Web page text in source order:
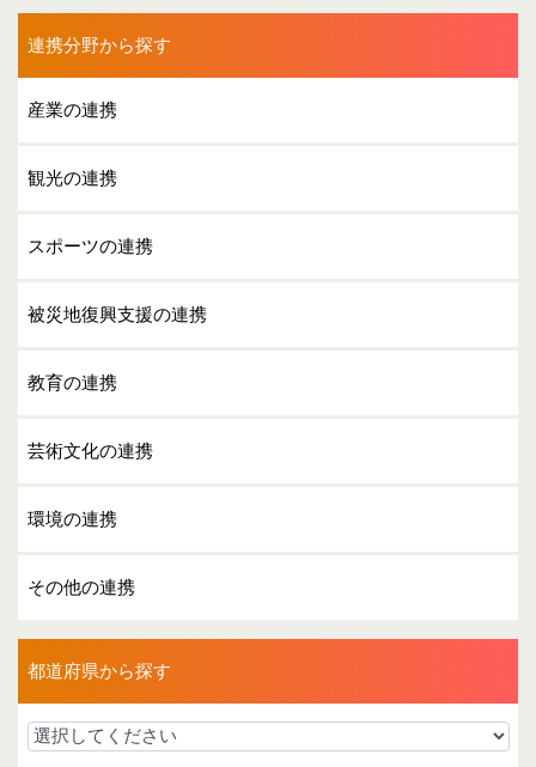
沖縄県
連携分野から探す
産業の連携
観光の連携
スポーツの連携
被災地復興支援の連携
教育の連携
芸術文化の連携
環境の連携
その他の連携
都道府県から探す